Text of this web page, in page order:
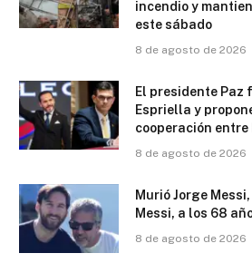
incendio y
este sábado
8 de agosto de 2026
El presidente Paz
Espriella y
cooperación entre
8 de agosto de 2026
Murió Jorge
Messi, a los 68
8 de agosto de 2026